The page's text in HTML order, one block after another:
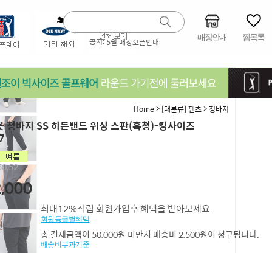
공지:5월 매장오픈안내 매장안내 찜목록
Home> [대분류] 팬츠>청바지
청바지 SS 히든밴드 워싱 스판(흑청)-킹사이즈
최대12%적립 회원가입후 혜택을 받아보세요
회원등급별혜택
총 결제금액이 50,000원 미만시 배송비 2,500원이 청구됩니다.
배송비부과기준